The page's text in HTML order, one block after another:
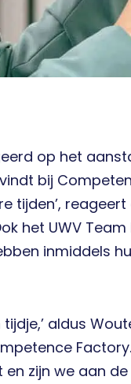
op het
bij
tijden’,
het UWV
inmiddels
aldus
zijn we aan